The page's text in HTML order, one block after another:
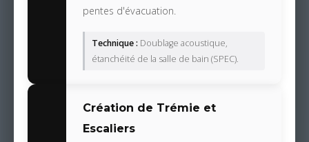
pentes d'évacuation.
Technique : Doublage acoustique,
étanchéité de la salle de bain (SPEC).
Création de Trémie et
Escaliers